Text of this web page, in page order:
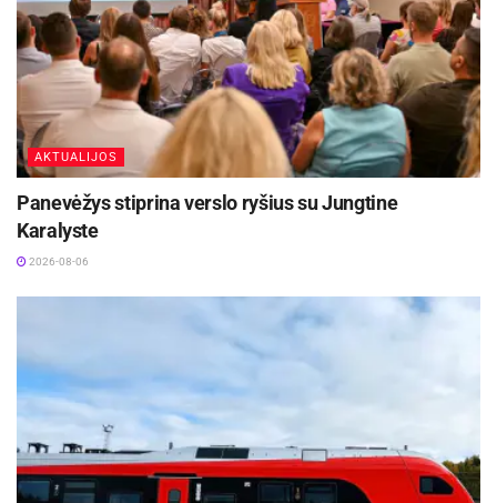
AKTUALIJOS
Panevėžys stiprina verslo ryšius su Jungtine
Karalyste
2026-08-06